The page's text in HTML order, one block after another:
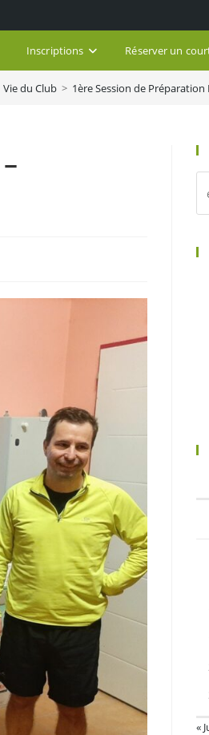
Inscriptions Réserver un
Vie du Club > 1ère Session de
«